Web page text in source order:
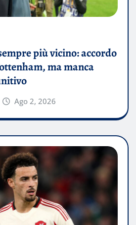
più vicino: accordo
ma manca
Ago 2, 2026